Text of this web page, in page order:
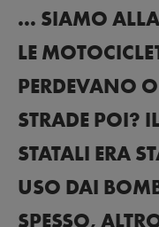
… SIAMO
LE
PERDEVANO
STRADE POI?
STATALI ERA
USO DAI
SPESSO,